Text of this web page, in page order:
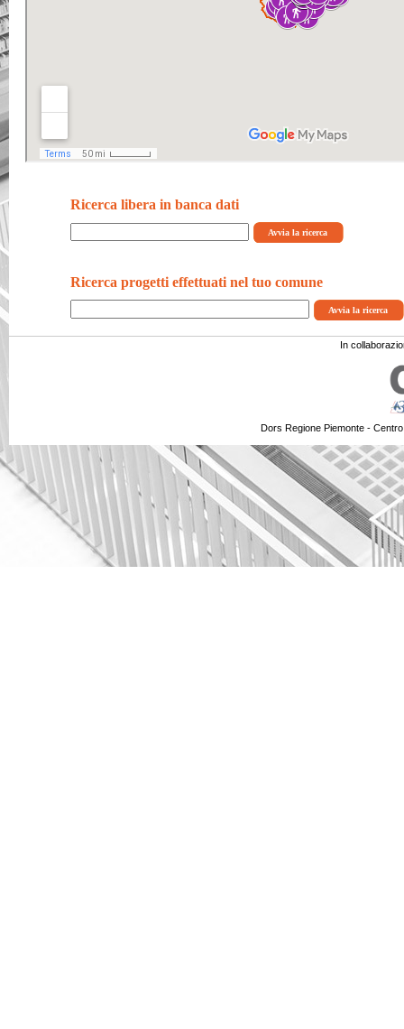
Ricerca libera in banca dati
Ricerca progetti effettuati nel tuo comune
In
Dors Regione Piemonte -